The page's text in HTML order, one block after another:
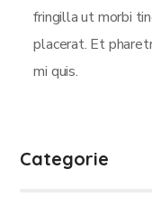
fringilla ut morbi
placerat. Et
mi quis.
Categorie